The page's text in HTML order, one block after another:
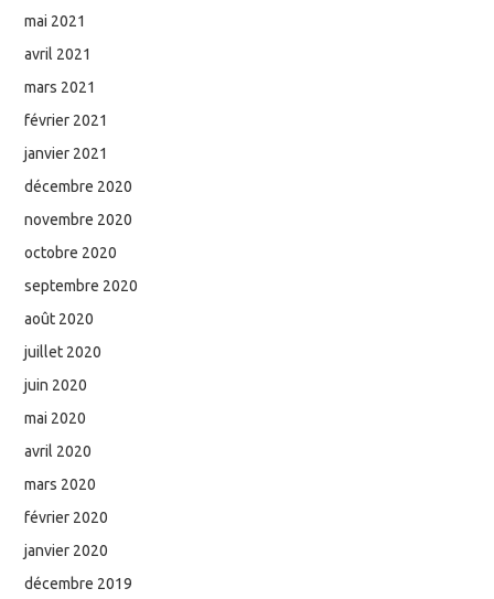
mai 2021
avril 2021
mars 2021
février 2021
janvier 2021
décembre 2020
novembre 2020
octobre 2020
septembre 2020
août 2020
juillet 2020
juin 2020
mai 2020
avril 2020
mars 2020
février 2020
janvier 2020
décembre 2019